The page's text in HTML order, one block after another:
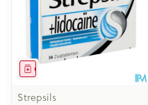
Geneesmiddel
Strepsils